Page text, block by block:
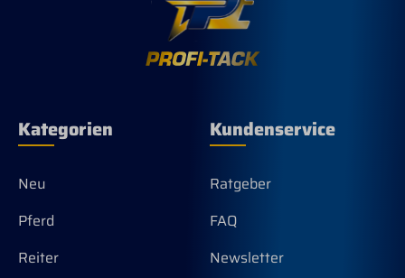
Kategorien
Neu
Pferd
Reiter
Kundenservice
Ratgeber
FAQ
Newsletter